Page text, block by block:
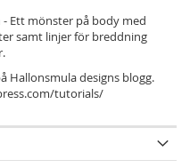
Ett mönster på body med
samt linjer för breddning
Hallonsmula designs blogg.
tutorials/